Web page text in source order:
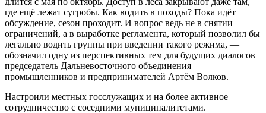
где ещё лежат сугробы. Как водить в походы? Пока идёт
обсуждение, сезон проходит. И вопрос ведь не в снятии
ограничений, а в выработке регламента, который позволил бы
легально водить группы при введении такого режима, —
обозначил одну из перспективных тем для будущих диалогов
председатель Дальневосточного объединения
промышленников и предпринимателей Артём Волков.
Настроили местных госслужащих и на более активное
сотрудничество с соседними муниципалитетами.